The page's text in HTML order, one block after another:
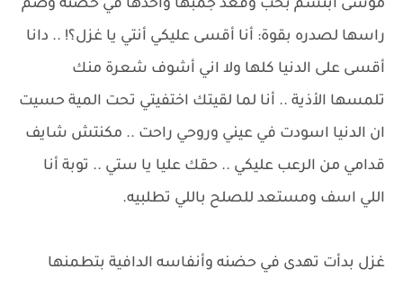
موسى ابتسم بحب وقعد جمبها واخدها في حضنه وضم
راسها لصدره بقوة: أنا أقسى عليكي أنتي يا غزل؟! .. دانا
أقسى على الدنيا كلها ولا اني أشوف شعرة منك
تلمسها الأذية .. أنا لما لقيتك اختفيتي تحت المية حسيت
ان الدنيا اسودت في عيني وروحي راحت .. مكنتش شايف
قدامي من الرعب عليكي .. حقك عليا يا ستي .. توبة أنا
اللي اسف ومستعد للصلح باللي تطلبيه.
غزل بدأت تهدى في حضنه وأنفاسه الدافية بتطمنها